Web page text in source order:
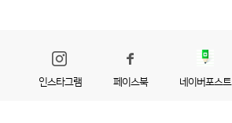
인스타그램 페이스북 네이버포스트